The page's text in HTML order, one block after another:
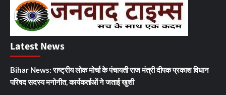
Latest News
Bihar News: राष्ट्रीय लोक मोर्चा के पंचायती राज मंत्री दीपक प्रकाश विधान
परिषद सदस्य मनोनीत, कार्यकर्ताओं ने जताई खुशी